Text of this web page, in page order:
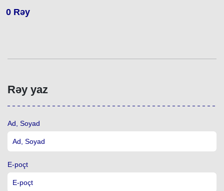
0 Rəy
Rəy yaz
Ad, Soyad
E-poçt